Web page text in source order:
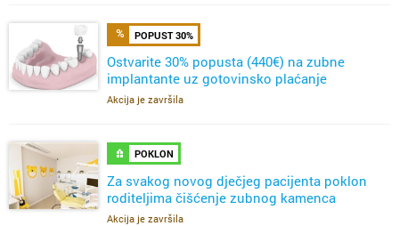
POPUST 30%
Ostvarite 30% popusta (440€) na zubne
implantante uz gotovinsko plaćanje
Akcija je završila
POKLON
Za svakog novog dječjeg pacijenta poklon
roditeljima čišćenje zubnog kamenca
Sloboština Zagreb
Akcija je završila